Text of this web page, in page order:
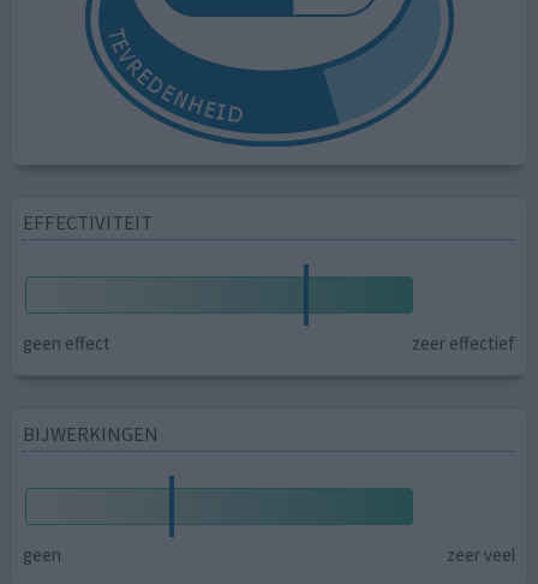
EFFECTIVITEIT
geen effect zeer effectief
BIJWERKINGEN
geen zeer veel